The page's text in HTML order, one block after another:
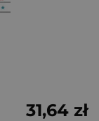
31,64 zł